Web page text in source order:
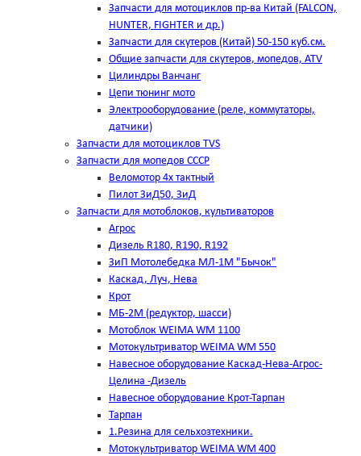
Запчасти для мотоциклов пр-ва Китай (FALCON,
HUNTER, FIGHTER и др.)
Запчасти для скутеров (Китай) 50-150 куб.см.
Общие запчасти для скутеров, мопедов, ATV
Цилиндры Ванчанг
Цепи тюнинг мото
Электрооборудование (реле, коммутаторы,
датчики)
Запчасти для мотоциклов TVS
Запчасти для мопедов СССР
Веломотор 4х тактный
Пилот ЗиД50, ЗиД
Запчасти для мотоблоков, культиваторов
Агрос
Дизель R180, R190, R192
ЗиП Мотолебедка МЛ-1М "Бычок"
Каскад, Луч, Нева
Крот
МБ-2М (редуктор, шасси)
Мотоблок WEIMA WM 1100
Мотокультриватор WEIMA WM 550
Навесное оборудование Каскад-Нева-Агрос-
Целина -Дизель
Навесное оборудование Крот-Тарпан
Тарпан
1.Резина для сельхозтехники.
Мотокультриватор WEIMA WM 400